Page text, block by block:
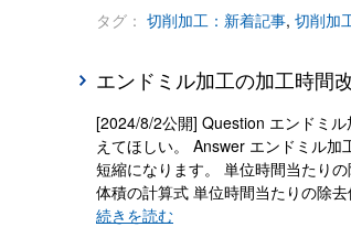
タグ： 切削加工：新着記事, 切削加
エンドミル加工の加工時間
[2024/8/2公開] Question エンドミ
えてほしい。 Answer エンドミル
短縮になります。 単位時間当たり
体積の計算式 単位時間当たりの除
続きを読む